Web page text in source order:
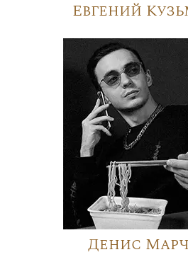
Евгений
Денис